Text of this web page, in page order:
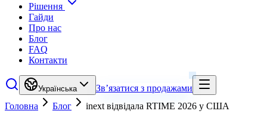
Рішення
Гайди
Про нас
Блог
FAQ
Контакти
Українська
Зв’язатися з продажами
Головна
Блог
inext відвідала RTIME 2026 у США